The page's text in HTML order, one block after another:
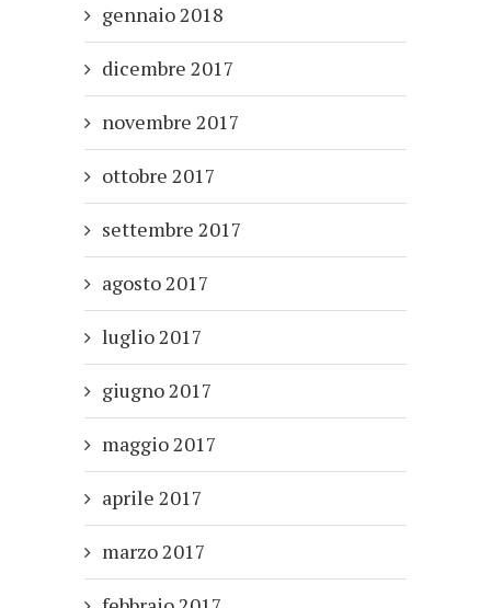
gennaio 2018
dicembre 2017
novembre 2017
ottobre 2017
settembre 2017
agosto 2017
luglio 2017
giugno 2017
maggio 2017
aprile 2017
marzo 2017